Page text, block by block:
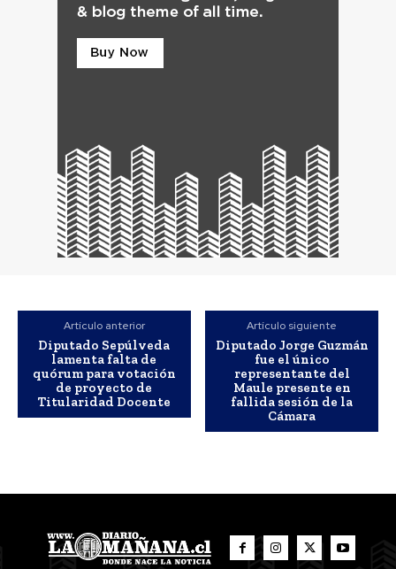
Artículo anterior
Diputado Sepúlveda
lamenta falta de
quórum para votación
de proyecto de
Titularidad Docente
Artículo siguiente
Diputado Jorge Guzmán
fue el único
representante del
Maule presente en
fallida sesión de la
Cámara